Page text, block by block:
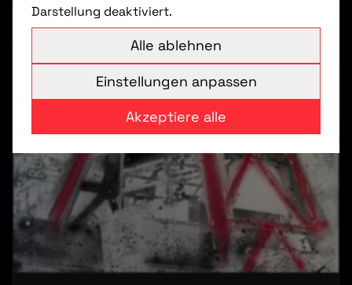
Darstellung deaktiviert.
Alle ablehnen
Einstellungen anpassen
Akzeptiere alle